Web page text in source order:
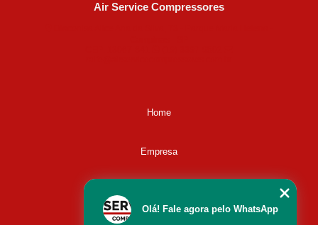
Air Service Compressores
Home
Empresa
Olá! Fale agora pelo WhatsApp